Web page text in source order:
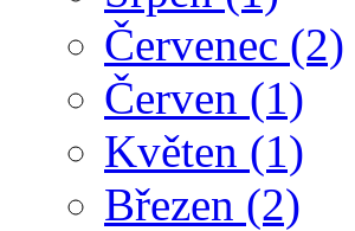
Červenec (2)
Červen (1)
Květen (1)
Březen (2)